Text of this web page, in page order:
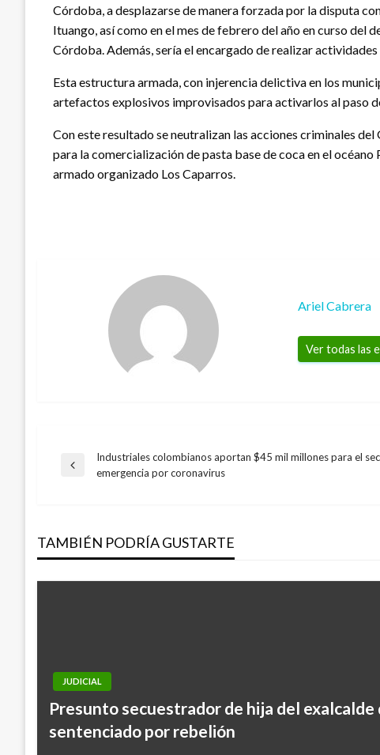
Córdoba, a desplazarse de manera forzada por la disputa
Ituango, así como en el mes de febrero del año en curso del
Córdoba. Además, sería el encargado de realizar
Esta estructura armada, con injerencia delictiva en los
artefactos explosivos improvisados para activarlos al paso
Con este resultado se neutralizan las acciones criminales
para la comercialización de pasta base de coca en el
armado organizado Los Caparros.
Ariel Cabrera
Ver todas las
Navegación
entradas
Entrada
Industriales colombianos aportan $45 mil millones para el
emergencia por coronavirus
TAMBIÉN PODRÍA GUSTARTE
JUDICIAL
Presunto secuestrador de hija del exalcalde
sentenciado por rebelión